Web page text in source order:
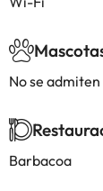
No se
Barbacoa